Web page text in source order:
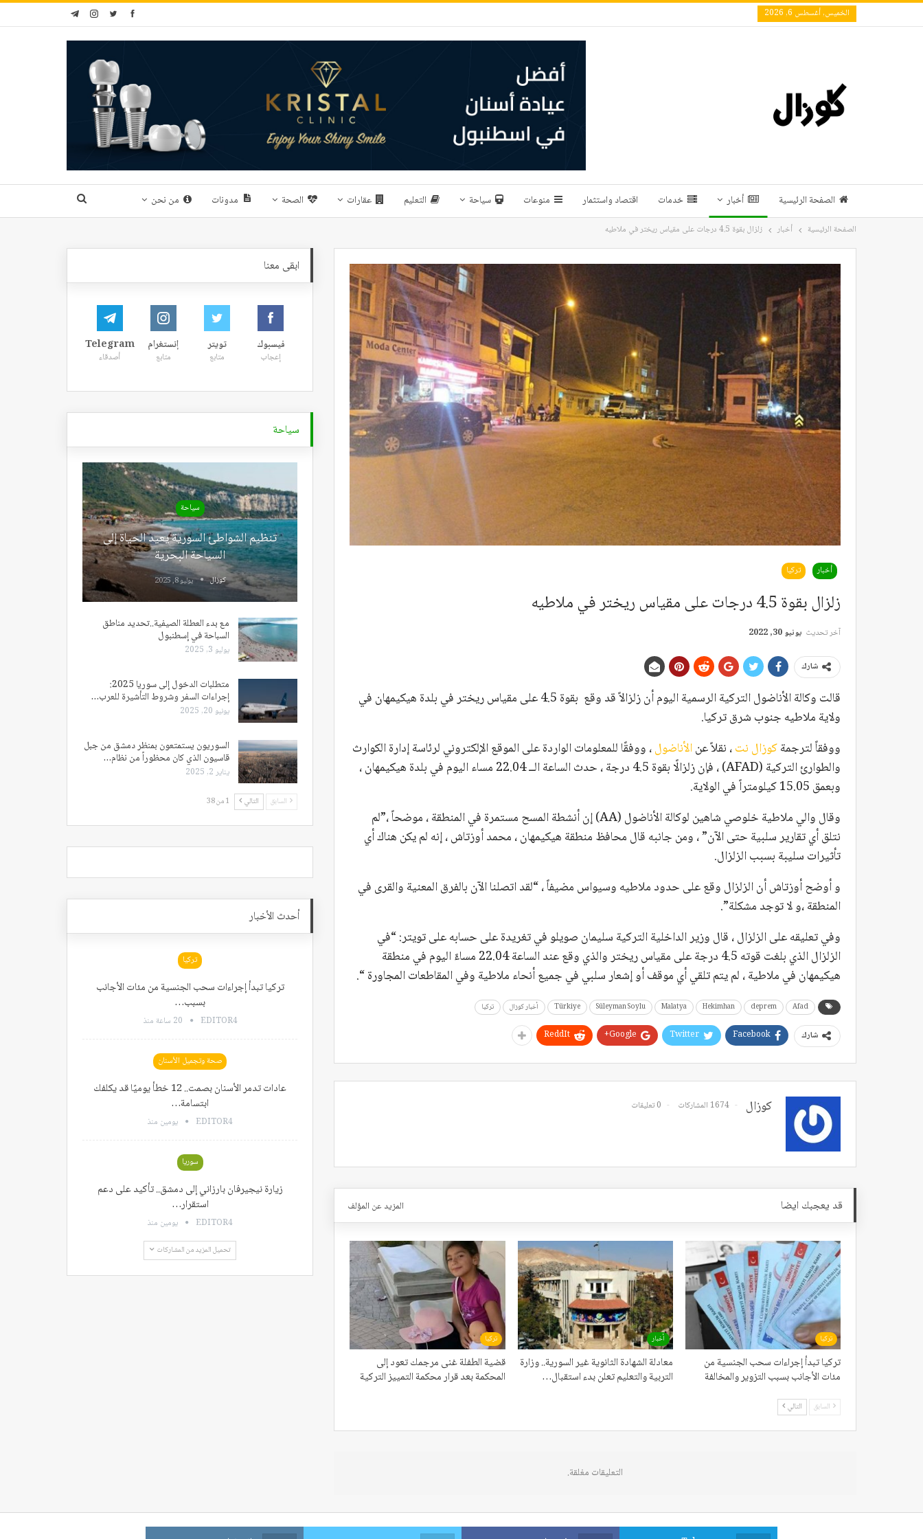
الخميس, أغسطس 6, 2026
الصفحة الرئيسية أخبار خدمات اقتصاد واستثمار منوعات سياحة التعليم عقارات الصحة مدونات من نحن
الصفحة الرئيسية أخبار زلزال بقوة 4.5 درجات على مقياس ريختر في ملاطيه
أخبار تركيا
زلزال بقوة 4.5 درجات على مقياس ريختر في ملاطيه
آخر تحديث يونيو 30, 2022
شارك
قالت وكالة الأناضول التركية الرسمية اليوم أن زلزالاً قد وقع بقوة 4.5 على مقياس ريختر في بلدة هيكيمهان في
ولاية ملاطيه جنوب شرق تركيا.
ووفقاً لترجمةكوزال نت، نقلاً عنالأناضول، ووفقًا للمعلومات الواردة على الموقع الإلكتروني لرئاسة إدارة الكوارث
والطوارئ التركية (AFAD) ، فإن زلزالًا بقوة 4.5 درجة ، حدث الساعة الــ 22.04 مساء اليوم في بلدة هيكيمهان ،
وبعمق 15.05 كيلومتراً في الولاية.
وقال والي ملاطية خلوصي شاهين لوكالة الأناضول (AA) إن أنشطة المسح مستمرة في المنطقة ، موضحاً ،”لم
نتلق أي تقارير سلبية حتى الآن” ، ومن جانبه قال محافظ منطقة هيكيمهان ، محمد أوزتاش ، إنه لم يكن هناك أي
تأثيرات سليبة بسبب الزلزال.
و أوضح أوزتاش أن الزلزال وقع على حدود ملاطيه وسيواس مضيفاً ، “لقد اتصلنا الآن بالفرق المعنية والقرى في
المنطقة ،و لا توجد مشكلة”.
وفي تعليقه على الزلزال ، قال وزير الداخلية التركية سليمان صويلو في تغريدة على حسابه على تويتر: “في
الزلزال الذي بلغت قوته 4.5 درجة على مقياس ريختر والذي وقع عند الساعة 22.04 مساءً اليوم في منطقة
هيكيمهان في ملاطية ، لم يتم تلقي أي موقف أو إشعار سلبي في جميع أنحاء ملاطية وفي المقاطعات المجاورة “.
Afad
deprem
Hekimhan
Malatya
Süleyman Soylu
Türkiye أخبار كوزال تركيا
شارك Facebook
Twitter
Google+
ReddIt
كوزال 1674 المشاركات 0 تعليقات
قد يعجبك ايضا المزيد عن المؤلف
تركيا
تركيا تبدأ إجراءات سحب الجنسية من
مئات الأجانب بسبب التزوير والمخالفة
أخبار
معادلة الشهادة الثانوية غير السورية.. وزارة
التربية والتعليم تعلن بدء استقبال…
تركيا
قضية الطفلة غنى مرجمك تعود إلى
المحكمة بعد قرار محكمة التمييز التركية
السابق التالي
التعليقات مغلقة.
ابقى معنا
فيسبوك
إعجاب
تويتر
متابع
إنستغرام
متابع
Telegram
أصدقاء
سياحة
سياحة
تنظيم الشواطئ السورية يعيد الحياة إلى
السياحة البحرية
كوزال يوليو 8, 2025
مع بدء العطلة الصيفية..تحديد مناطق
السباحة في إسطنبول
يوليو 3, 2025
متطلبات الدخول إلى سوريا 2025:
إجراءات السفر وشروط التأشيرة للعرب…
يونيو 20, 2025
السوريون يستمتعون بمنظر دمشق من جبل
قاسيون الذي كان محظوراً من نظام…
يناير 2, 2025
السابق التالي 1 من 38
أحدث الأخبار
تركيا
تركيا تبدأ إجراءات سحب الجنسية من مئات الأجانب
بسبب…
EDITOR4 20 ساعة منذ
صحة وتجميل الأسنان
عادات تدمر الأسنان بصمت.. 12 خطأ يوميًا قد يكلفك
ابتسامة…
EDITOR4 يومين منذ
سوريا
زيارة نيجيرفان بارزاني إلى دمشق.. تأكيد على دعم
استقرار…
EDITOR4 يومين منذ
تحميل المزيد من المشاركات